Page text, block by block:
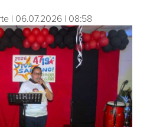
| 06.07.2026 | 08:58